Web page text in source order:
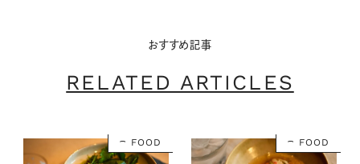
おすすめ記事
RELATED ARTICLES
FOOD FOOD